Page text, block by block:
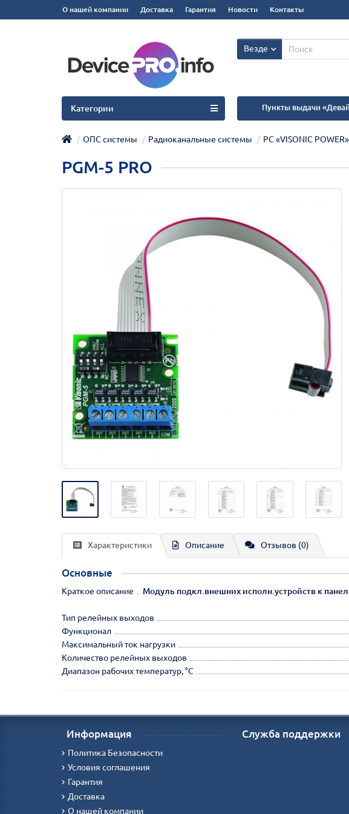
О нашей компании Доставка Гарантия Новости Контакты
Везде
Пункты выдачи
Категории
ОПС системы Радиоканальные системы РС «VISONIC POWER»
PGM-5 PRO
Характеристики Описание Отзывов (0)
Основные
Краткое описание
Модуль подкл.внешних исполн.устройств к
Тип релейных выходов
Функционал
Максимальный ток нагрузки
Количество релейных выходов
Диапазон рабочих температур, °С
Информация
Политика Безопасности
Условия соглашения
Гарантия
Доставка
О нашей компании
Служба поддержки